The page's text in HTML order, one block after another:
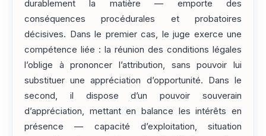
durablement la matière — emporte des
conséquences procédurales et probatoires
décisives. Dans le premier cas, le juge exerce une
compétence liée : la réunion des conditions légales
l’oblige à prononcer l’attribution, sans pouvoir lui
substituer une appréciation d’opportunité. Dans le
second, il dispose d’un pouvoir souverain
d’appréciation, mettant en balance les intérêts en
présence — capacité d’exploitation, situation